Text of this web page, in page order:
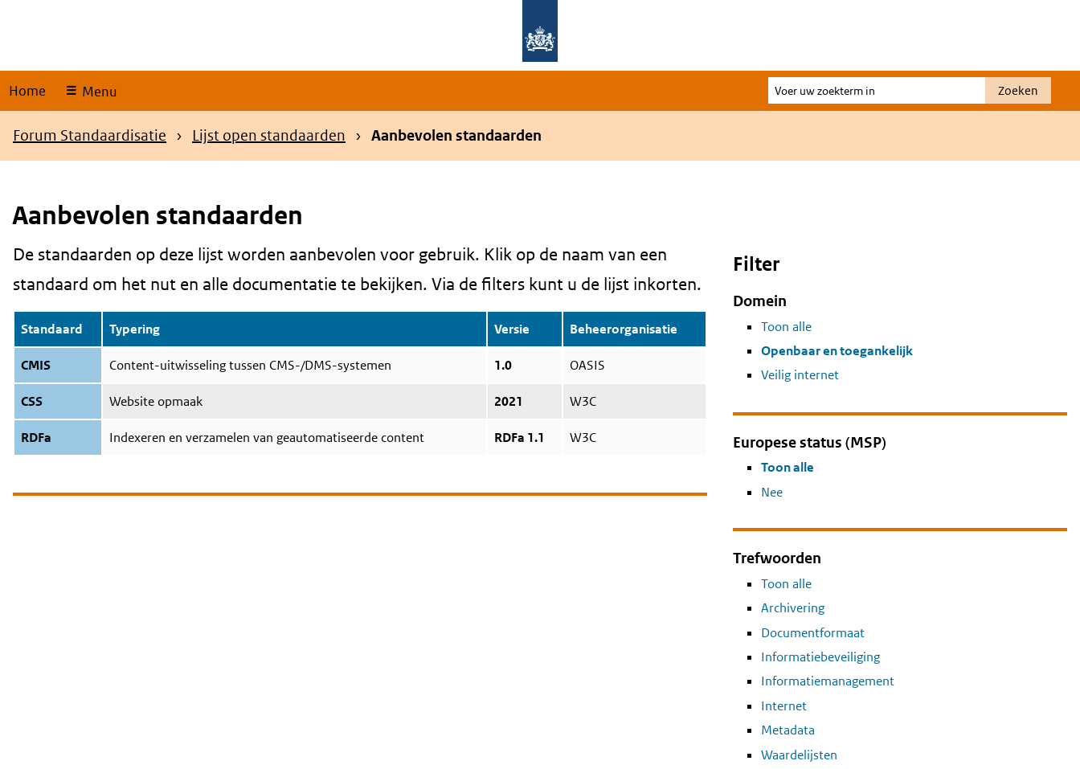
Home Menu
Voer
uw
Zoeken
Kruimelpad
Forum Standaardisatie Lijst open standaarden Aanbevolen standaarden
Aanbevolen standaarden
Content
De standaarden op deze lijst worden aanbevolen voor gebruik. Klik op de naam van een
standaard om het nut en alle documentatie te bekijken. Via de filters kunt u de lijst inkorten.
Standaard Typering Versie Beheerorganisatie
CMIS Content-uitwisseling tussen CMS-/DMS-systemen 1.0 OASIS
CSS Website opmaak 2021 W3C
RDFa Indexeren en verzamelen van geautomatiseerde content RDFa 1.1 W3C
Filter
Domein
Toon alle
Openbaar en toegankelijk
Veilig internet
Europese status (MSP)
Toon alle
Nee
Trefwoorden
Toon alle
Archivering
Documentformaat
Informatiebeveiliging
Informatiemanagement
Internet
Metadata
Waardelijsten